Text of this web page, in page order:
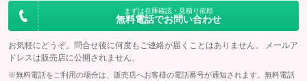
まずは在庫確認・見積り依頼
無料電話でお問い合わせ
お気軽にどうぞ。問合せ後に何度もご連絡が届くことはありません。 メールア
ドレスは販売店に公開されません。
※無料電話をご利用の場合は、販売店へお客様の電話番号が通知されます。無料電話